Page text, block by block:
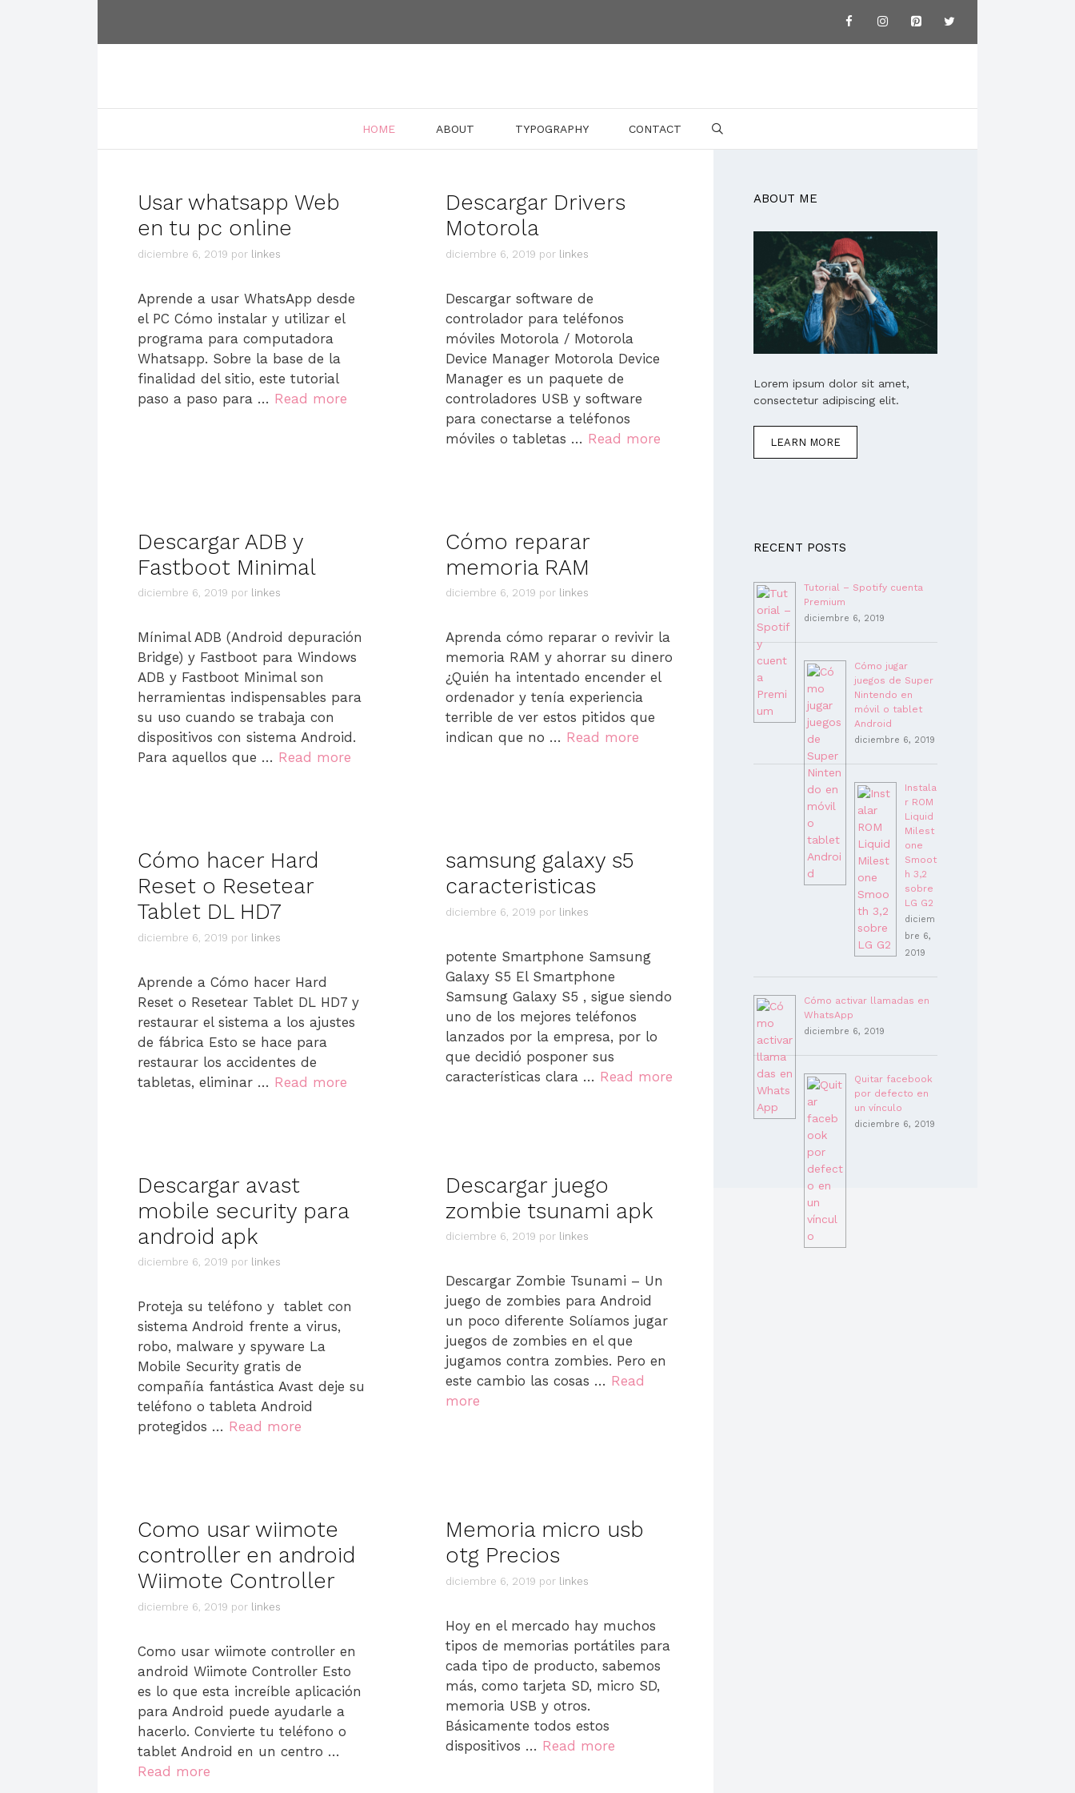
HOME ABOUT TYPOGRAPHY CONTACT
Usar whatsapp Web
en tu pc online
diciembre 6, 2019 por linkes
Aprende a usar WhatsApp desde
el PC Cómo instalar y utilizar el
programa para computadora
Whatsapp. Sobre la base de la
finalidad del sitio, este tutorial
paso a paso para … Read more
Descargar Drivers
Motorola
diciembre 6, 2019 por linkes
Descargar software de
controlador para teléfonos
móviles Motorola / Motorola
Device Manager Motorola Device
Manager es un paquete de
controladores USB y software
para conectarse a teléfonos
móviles o tabletas … Read more
Descargar ADB y
Fastboot Minimal
diciembre 6, 2019 por linkes
Mínimal ADB (Android depuración
Bridge) y Fastboot para Windows
ADB y Fastboot Minimal son ​​
herramientas indispensables para
su uso cuando se trabaja con
dispositivos con sistema Android.
Para aquellos que … Read more
Cómo reparar
memoria RAM
diciembre 6, 2019 por linkes
Aprenda cómo reparar o revivir la
memoria RAM y ahorrar su dinero
¿Quién ha intentado encender el
ordenador y tenía experiencia
terrible de ver estos pitidos que
indican que no … Read more
Cómo hacer Hard
Reset o Resetear
Tablet DL HD7
diciembre 6, 2019 por linkes
Aprende a Cómo hacer Hard
Reset o Resetear Tablet DL HD7 y
restaurar el sistema a los ajustes
de fábrica Esto se hace para
restaurar los accidentes de
tabletas, eliminar … Read more
samsung galaxy s5
caracteristicas
diciembre 6, 2019 por linkes
potente Smartphone Samsung
Galaxy S5 El Smartphone
Samsung Galaxy S5 , sigue siendo
uno de los mejores teléfonos
lanzados por la empresa, por lo
que decidió posponer sus
características clara … Read more
Descargar avast
mobile security para
android apk
diciembre 6, 2019 por linkes
Proteja su teléfono y tablet con
sistema Android frente a virus,
robo, malware y spyware La
Mobile Security gratis de
compañía fantástica Avast deje su
teléfono o tableta Android
protegidos … Read more
Descargar juego
zombie tsunami apk
diciembre 6, 2019 por linkes
Descargar Zombie Tsunami – Un
juego de zombies para Android
un poco diferente Solíamos jugar
juegos de zombies en el que
jugamos contra zombies. Pero en
este cambio las cosas … Read
more
Como usar wiimote
controller en android
Wiimote Controller
diciembre 6, 2019 por linkes
Como usar wiimote controller en
android Wiimote Controller Esto
es lo que esta increíble aplicación
para Android puede ayudarle a
hacerlo. Convierte tu teléfono o
tablet Android en un centro …
Read more
Memoria micro usb
otg Precios
diciembre 6, 2019 por linkes
Hoy en el mercado hay muchos
tipos de memorias portátiles para
cada tipo de producto, sabemos
más, como tarjeta SD, micro SD,
memoria USB y otros.
Básicamente todos estos
dispositivos … Read more
ABOUT ME
Lorem ipsum dolor sit amet,
consectetur adipiscing elit.
LEARN MORE
RECENT POSTS
Tutorial – Spotify cuenta
Premium
diciembre 6, 2019
Cómo jugar
juegos de Super
Nintendo en
móvil o tablet
Android
diciembre 6, 2019
Instala
r ROM
Liquid
Milest
one
Smoot
h 3,2
sobre
LG G2
diciem
bre 6,
2019
Cómo activar llamadas en
WhatsApp
diciembre 6, 2019
Quitar facebook
por defecto en
un vínculo
diciembre 6, 2019